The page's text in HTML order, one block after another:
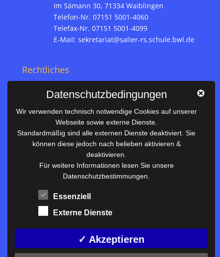
Im Sämann 30, 71334 Waiblingen
Telefon-Nr. 07151 5001-4060
Telefax-Nr. 07151 5001-4099
E-Mail: sekretariat@salier-rs.schule.bwl.de
Rechtliches
Datenschutz
Nützliches
Vertretungsplan
Unterrichtszeiten
Downloadbereich
Terminkalender
Termine AKTUELL
Datenschutzbedingungen
Wir verwenden technisch notwendige Cookies auf unserer
Webseite sowie externe Dienste.
Standardmäßig sind alle externen Dienste deaktiviert. Sie
können diese jedoch nach belieben aktivieren &
deaktivieren.
Für weitere Informationen lesen Sie unsere
Datenschutzbestimmungen.
Essenziell
Externe Dienste
✓ Akzeptieren